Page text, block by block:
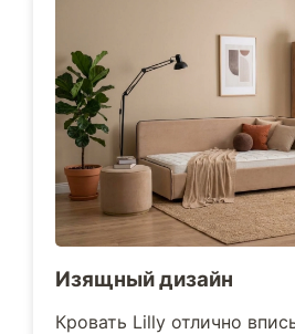
Изящный дизайн
Кровать Lilly отлично